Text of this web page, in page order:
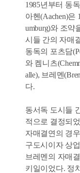
1985년부터 동
아헨(Aachen)은
umburg)와 조약
시들 간의 자매
동독의 포츠담
와 켐니츠
alle), 브레멘
다.
동서독 도시들
적으로 결정되
자매결연의 경
구도시이자 상
브레멘의 자매
키일이었다. 정